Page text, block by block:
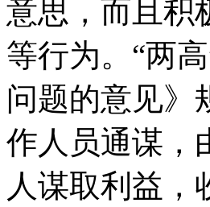
意思，而且积
等行为。“两
问题的意见》
作人员通谋，
人谋取利益，